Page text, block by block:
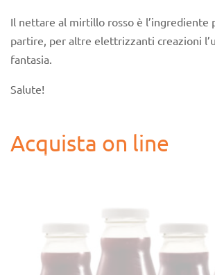
Il nettare al mirtillo rosso è l’ingrediente
partire, per altre elettrizzanti creazioni
fantasia.
Salute!
Acquista on line